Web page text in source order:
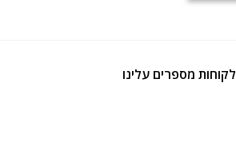
לקוחות מספרים עלינו